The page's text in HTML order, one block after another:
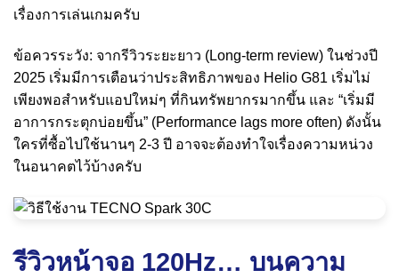
เรื่องการเล่นเกมครับ
ข้อควรระวัง: จากรีวิวระยะยาว (Long-term review) ในช่วงปี
2025 เริ่มมีการเตือนว่าประสิทธิภาพของ Helio G81 เริ่มไม่
เพียงพอสำหรับแอปใหม่ๆ ที่กินทรัพยากรมากขึ้น และ “เริ่มมี
อาการกระตุกบ่อยขึ้น” (Performance lags more often) ดังนั้น
ใครที่ซื้อไปใช้นานๆ 2-3 ปี อาจจะต้องทำใจเรื่องความหน่วง
ในอนาคตไว้บ้างครับ
รีวิวหน้าจอ 120Hz… บนความ